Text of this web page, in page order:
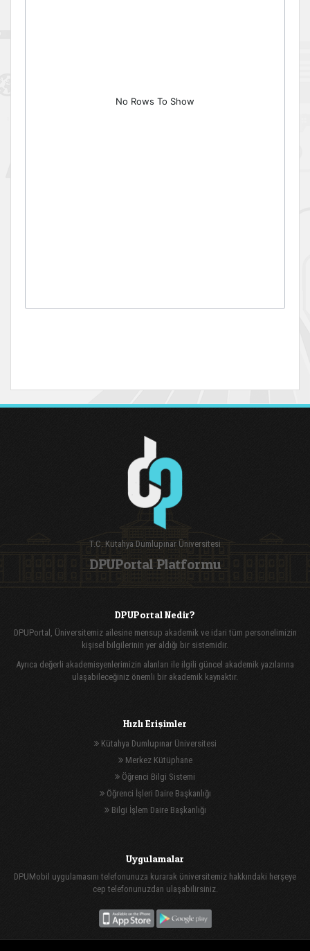
No Rows To Show
T.C. Kütahya Dumlupınar Üniversitesi
DPUPortal Platformu
DPUPortal Nedir?
DPUPortal, Üniversitemiz ailesine mensup akademik ve idari tüm personelimizin
kişisel bilgilerinin yer aldığı bir sistemidir.
Ayrıca değerli akademisyenlerimizin alanları ile ilgili güncel akademik yazılarına
ulaşabileceğiniz önemli bir akademik kaynaktır.
Hızlı Erişimler
Kütahya Dumlupınar Üniversitesi
Merkez Kütüphane
Öğrenci Bilgi Sistemi
Öğrenci İşleri Daire Başkanlığı
Bilgi İşlem Daire Başkanlığı
Uygulamalar
DPUMobil uygulamasını telefonunuza kurarak üniversitemiz hakkındaki herşeye
cep telefonunuzdan ulaşabilirsiniz.